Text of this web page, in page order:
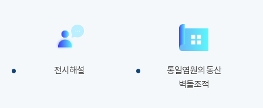
전시해설
통일염원의 동산
벽돌조적